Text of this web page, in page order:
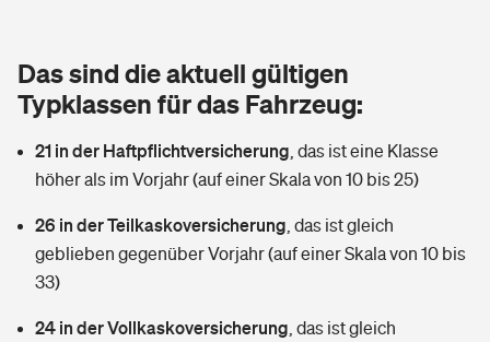
Tools
Wer versichert was: Jetzt Versicherer finden
Sie haben Fragen?
Glasversicherung
Mietkautionsversicherung
Restkreditversicherung
Kinderunfall­ver­si­che­rung
Kinderinvalidität
Reiseversicherung
Hundehalter-Haftpflicht
Dread-Disease-Versicherung
Tierkrankenversicherung
Tools
Das sind die aktuell gültigen
Typklassen für das Fahrzeug:
21 in der Haftpflichtversicherung das ist eine Klasse
höher als im Vorjahr (auf einer Skala von 10 bis 25)
26 in der Teilkaskoversicherung das ist gleich
geblieben gegenüber Vorjahr (auf einer Skala von 10 bis
33)
24 in der Vollkaskoversicherung das ist gleich